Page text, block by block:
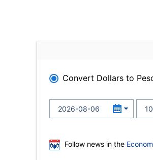
Convert Dollars to
Follow news in the